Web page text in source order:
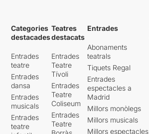
Categories
destacades
Entrades
teatre
Entrades
dansa
Entrades
musicals
Entrades
teatre
Teatres
destacats
Entrades
Teatre
Tívoli
Entrades
Teatre
Coliseum
Entrades
Teatre
Entrades
Abonaments
teatrals
Tiquets Regal
Entrades
espectacles a
Madrid
Millors monòlegs
Millors musicals
Millors espectacles